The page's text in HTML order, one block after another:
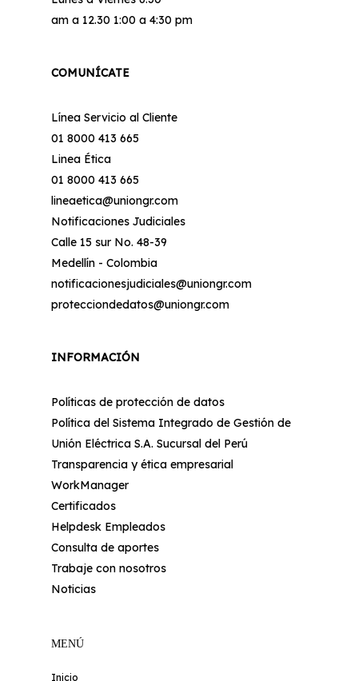
am a 12.30 1:00 a 4:30 pm
COMUNÍCATE
Línea Servicio al Cliente
01 8000 413 665
Linea Ética
01 8000 413 665
lineaetica@uniongr.com
Notificaciones Judiciales
Calle 15 sur No. 48-39
Medellín - Colombia
notificacionesjudiciales@uniongr.com
protecciondedatos@uniongr.com
INFORMACIÓN
Políticas de protección de datos
Política del Sistema Integrado de Gestión de
Unión Eléctrica S.A. Sucursal del Perú
Transparencia y ética empresarial
WorkManager
Certificados
Helpdesk Empleados
Consulta de aportes
Trabaje con nosotros
Noticias
MENÚ
Inicio